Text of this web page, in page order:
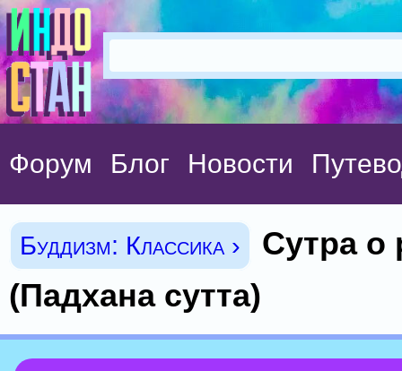
Форум Блог Новости
Буддизм: Классика ›
Сутра о
(Падхана сутта)